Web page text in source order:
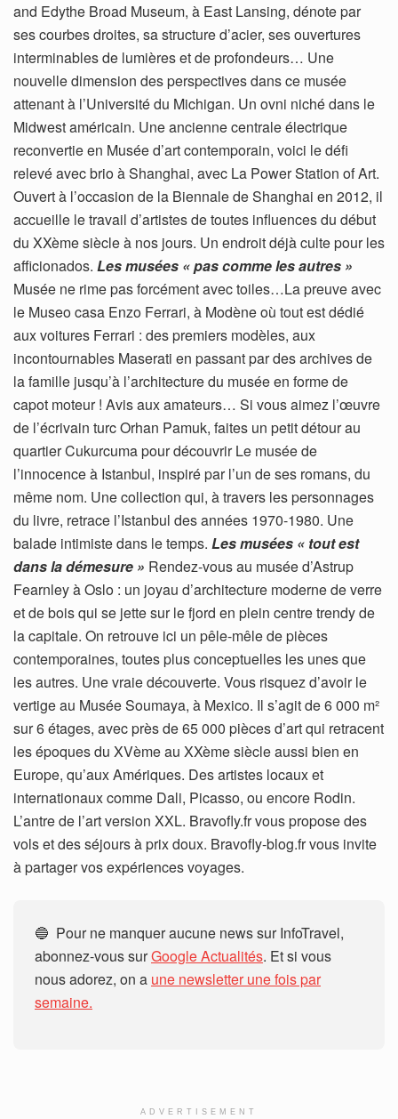
and Edythe Broad Museum, à East Lansing, dénote par
ses courbes droites, sa structure d’acier, ses ouvertures
interminables de lumières et de profondeurs… Une
nouvelle dimension des perspectives dans ce musée
attenant à l’Université du Michigan. Un ovni niché dans le
Midwest américain. Une ancienne centrale électrique
reconvertie en Musée d’art contemporain, voici le défi
relevé avec brio à Shanghai, avec La Power Station of Art.
Ouvert à l’occasion de la Biennale de Shanghai en 2012, il
accueille le travail d’artistes de toutes influences du début
du XXème siècle à nos jours. Un endroit déjà culte pour les
afficionados. Les musées « pas comme les autres »
Musée ne rime pas forcément avec toiles…La preuve avec
le Museo casa Enzo Ferrari, à Modène où tout est dédié
aux voitures Ferrari : des premiers modèles, aux
incontournables Maserati en passant par des archives de
la famille jusqu’à l’architecture du musée en forme de
capot moteur ! Avis aux amateurs… Si vous aimez l’œuvre
de l’écrivain turc Orhan Pamuk, faites un petit détour au
quartier Cukurcuma pour découvrir Le musée de
l’innocence à Istanbul, inspiré par l’un de ses romans, du
même nom. Une collection qui, à travers les personnages
du livre, retrace l’Istanbul des années 1970-1980. Une
balade intimiste dans le temps. Les musées « tout est
dans la démesure » Rendez-vous au musée d’Astrup
Fearnley à Oslo : un joyau d’architecture moderne de verre
et de bois qui se jette sur le fjord en plein centre trendy de
la capitale. On retrouve ici un pêle-mêle de pièces
contemporaines, toutes plus conceptuelles les unes que
les autres. Une vraie découverte. Vous risquez d’avoir le
vertige au Musée Soumaya, à Mexico. Il s’agit de 6 000 m²
sur 6 étages, avec près de 65 000 pièces d’art qui retracent
les époques du XVème au XXème siècle aussi bien en
Europe, qu’aux Amériques. Des artistes locaux et
internationaux comme Dali, Picasso, ou encore Rodin.
L’antre de l’art version XXL. Bravofly.fr vous propose des
vols et des séjours à prix doux. Bravofly-blog.fr vous invite
à partager vos expériences voyages.
🔵 Pour ne manquer aucune news sur InfoTravel,
abonnez-vous surGoogle Actualités. Et si vous
nous adorez, on a une newsletter une fois par
semaine.
ADVERTISEMENT